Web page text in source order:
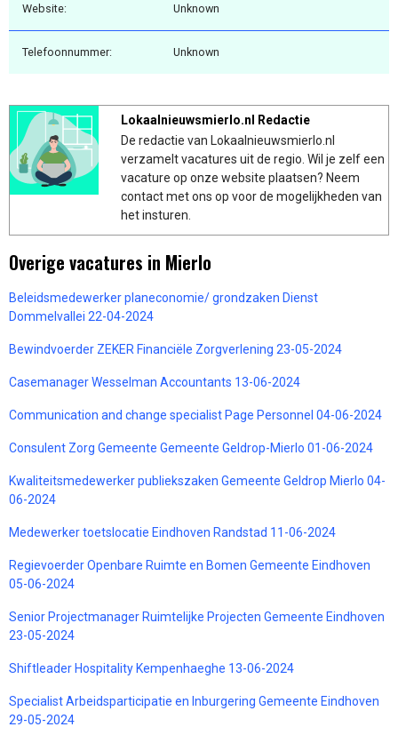
Website: Unknown
Telefoonnummer: Unknown
Lokaalnieuwsmierlo.nl Redactie
De redactie van Lokaalnieuwsmierlo.nl
verzamelt vacatures uit de regio. Wil je zelf een
vacature op onze website plaatsen? Neem
contact met ons op voor de mogelijkheden van
het insturen.
Overige vacatures in Mierlo
Beleidsmedewerker planeconomie/ grondzaken Dienst
Dommelvallei 22-04-2024
Bewindvoerder ZEKER Financiële Zorgverlening 23-05-2024
Casemanager Wesselman Accountants 13-06-2024
Communication and change specialist Page Personnel 04-06-2024
Consulent Zorg Gemeente Gemeente Geldrop-Mierlo 01-06-2024
Kwaliteitsmedewerker publiekszaken Gemeente Geldrop Mierlo 04-
06-2024
Medewerker toetslocatie Eindhoven Randstad 11-06-2024
Regievoerder Openbare Ruimte en Bomen Gemeente Eindhoven
05-06-2024
Senior Projectmanager Ruimtelijke Projecten Gemeente Eindhoven
23-05-2024
Shiftleader Hospitality Kempenhaeghe 13-06-2024
Specialist Arbeidsparticipatie en Inburgering Gemeente Eindhoven
29-05-2024